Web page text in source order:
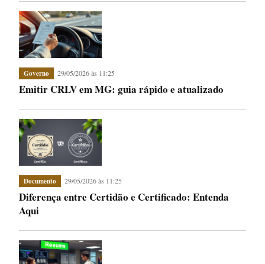
Governo 29/05/2026 às 11:25
Emitir CRLV em MG: guia rápido e atualizado
Documento 29/05/2026 às 11:25
Diferença entre Certidão e Certificado: Entenda
Aqui